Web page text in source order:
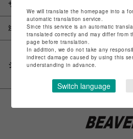
サイズ
注意事項
シェアする
We will translate the homepage into a
automatic translation service.
Since this service is an automatic
translated correctly and may differ from
page before translation.
In addition, we do not take any
indirect damage caused by using this
understanding in advance.
Switch language